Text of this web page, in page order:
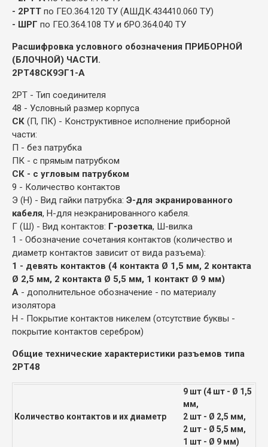
- 2РТТ по ГЕО.364.120 ТУ (АШДК.434410.060 ТУ)
- ШРГ по ГЕО.364.108 ТУ и бРО.364.040 ТУ
Расшифровка условного обозначения ПРИБОРНОЙ
(БЛОЧНОЙ) ЧАСТИ.
2РТ48СК9ЭГ1-А
2РТ - Тип соединителя
48 - Условный размер корпуса
СК (П, ПК) - Конструктивное исполнение приборной
части:
П - без патрубка
ПК - с прямым патрубком
СК - с угловым патрубком
9 - Количество контактов
Э (Н) - Вид гайки патрубка: Э-для экранированного
кабеля, Н-для неэкранированного кабеля.
Г (Ш) - Вид контактов: Г-розетка, Ш-вилка
1 - Обозначение сочетания контактов (количество и
диаметр контактов зависит от вида разъема):
1 - девять контактов (4 контакта Ø 1,5 мм, 2 контакта
Ø 2,5 мм, 2 контакта Ø 5,5 мм, 1 контакт Ø 9 мм)
А - дополнительное обозначение - по материалу
изолятора
Н - Покрытие контактов никелем (отсутствие буквы -
покрытие контактов серебром)
Общие технические характеристики разъемов типа
2РТ48
Количество контактов и их диаметр
9 шт (4 шт - Ø 1,5
мм,
2 шт - Ø 2,5 мм,
2 шт - Ø 5,5 мм,
1 шт - Ø 9 мм)